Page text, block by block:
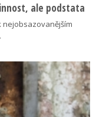
ale podstata
nejobsazovanějším